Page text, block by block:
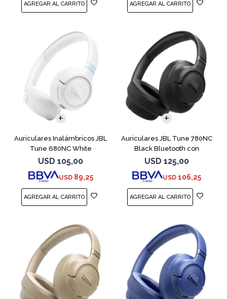
Auriculares Inalámbricos JBL
Tune 680NC White
USD 105,00
USD 89,25
Auriculares JBL Tune 780NC
Black Bluetooth con
Micrófono
USD 125,00
USD 106,25